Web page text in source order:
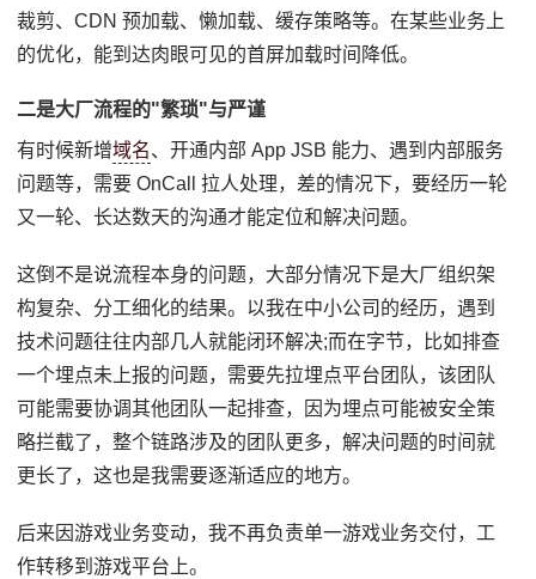
裁剪、CDN 预加载、懒加载、缓存策略等。在某些业务上
的优化，能到达肉眼可见的首屏加载时间降低。
二是大厂流程的"繁琐"与严谨
有时候新增域名、开通内部 App JSB 能力、遇到内部服务
问题等，需要 OnCall 拉人处理，差的情况下，要经历一轮
又一轮、长达数天的沟通才能定位和解决问题。
这倒不是说流程本身的问题，大部分情况下是大厂组织架
构复杂、分工细化的结果。以我在中小公司的经历，遇到
技术问题往往内部几人就能闭环解决;而在字节，比如排查
一个埋点未上报的问题，需要先拉埋点平台团队，该团队
可能需要协调其他团队一起排查，因为埋点可能被安全策
略拦截了，整个链路涉及的团队更多，解决问题的时间就
更长了，这也是我需要逐渐适应的地方。
后来因游戏业务变动，我不再负责单一游戏业务交付，工
作转移到游戏平台上。